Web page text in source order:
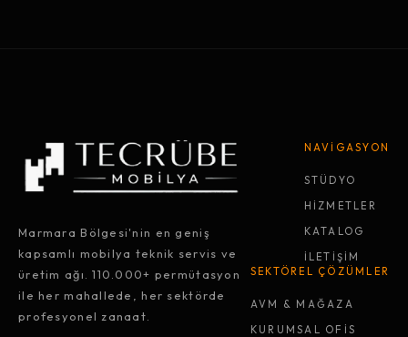
Marmara Bölgesi'nin en geniş
kapsamlı mobilya teknik servis ve
üretim ağı. 110.000+ permütasyon
ile her mahallede, her sektörde
profesyonel zanaat.
NAVİGASYON
STÜDYO
HİZMETLER
KATALOG
İLETİŞİM
SEKTÖREL ÇÖZÜMLER
AVM & MAĞAZA
KURUMSAL OFİS